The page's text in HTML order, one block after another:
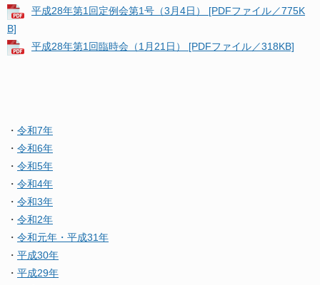
平成28年第1回定例会第1号（3月4日） [PDFファイル／775K
B]
平成28年第1回臨時会（1月21日） [PDFファイル／318KB]
・ 令和7年
・ 令和6年
・ 令和5年
・ 令和4年
・ 令和3年
・ 令和2年
・ 令和元年・平成31年
・ 平成30年
・ 平成29年